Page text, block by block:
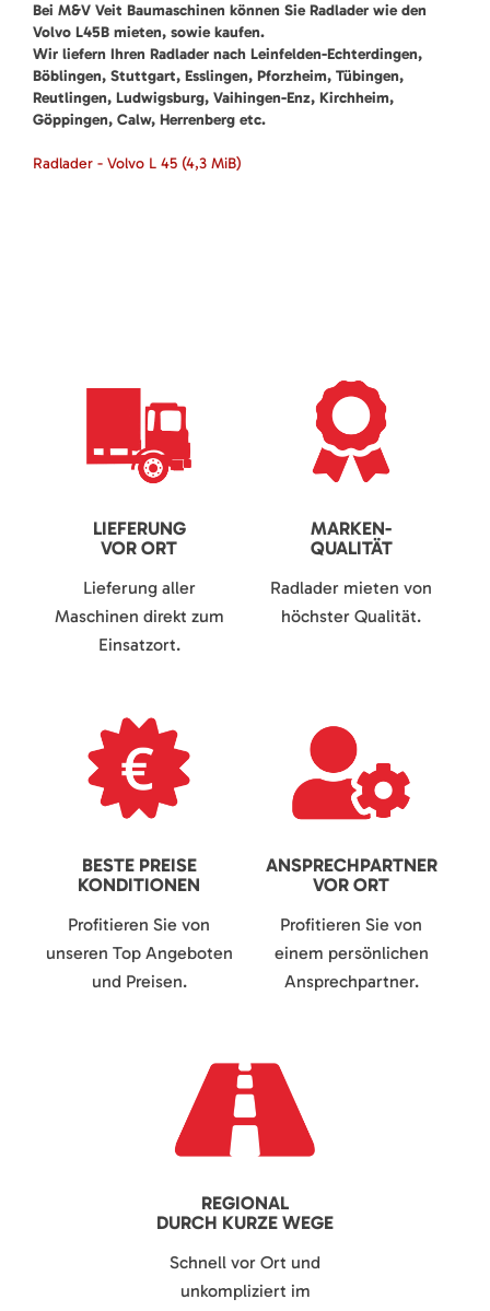
Bei M&V Veit Baumaschinen können Sie Radlader wie den
Volvo L45B mieten, sowie kaufen.
Wir liefern Ihren Radlader nach Leinfelden-Echterdingen,
Böblingen, Stuttgart, Esslingen, Pforzheim, Tübingen,
Reutlingen, Ludwigsburg, Vaihingen-Enz, Kirchheim,
Göppingen, Calw, Herrenberg etc.
Radlader - Volvo L 45 (4,3 MiB)
LIEFERUNG
VOR ORT
Lieferung aller
Maschinen direkt zum
Einsatzort.
MARKEN-
QUALITÄT
Radlader mieten von
höchster Qualität.
BESTE PREISE
KONDITIONEN
Profitieren Sie von
unseren Top Angeboten
und Preisen.
ANSPRECHPARTNER
VOR ORT
Profitieren Sie von
einem persönlichen
Ansprechpartner.
REGIONAL
DURCH KURZE WEGE
Schnell vor Ort und
unkompliziert im